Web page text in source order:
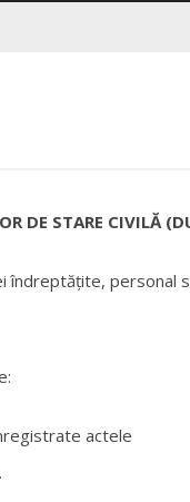
DE STARE CIVILĂ
personal
actele